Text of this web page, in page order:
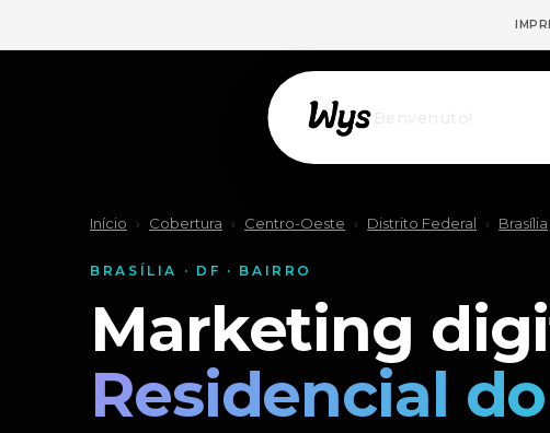
Início › Cobertura › Centro-Oeste › Distrito Federal › Brasília
BRASÍLIA · DF · BAIRRO
Marketing
Residencial